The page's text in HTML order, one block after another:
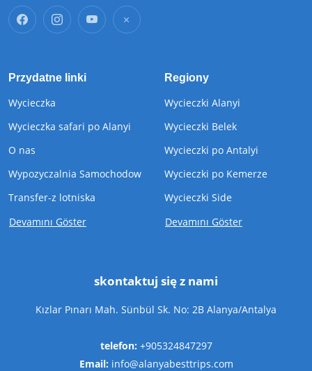
Przydatne linki
Wycieczka
Wycieczka safari po Alanyi
O nas
Wypozyczalnia Samochodow
Transfer-z lotniska
Devamını Göster
Regiony
Wycieczki Alanyi
Wycieczki Belek
Wycieczki po Antalyi
Wycieczki po Kemerze
Wycieczki Side
Devamını Göster
skontaktuj się z nami
Kızlar Pınarı Mah. Sünbül Sk. No: 2B Alanya/Antalya
telefon: +905324847297
Email: info@alanyabesttrips.com